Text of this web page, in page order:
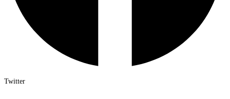
Twitter